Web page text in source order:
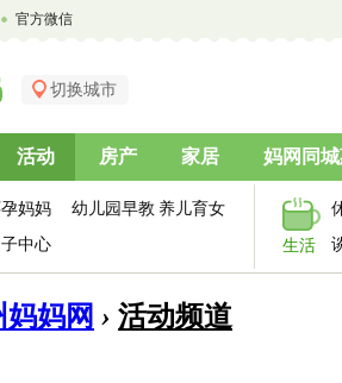
官方微信
切换城市
活动 房产 家居 妈网同
妈妈 幼儿园早教 养儿育女
子中心 生活
妈妈网 › 活动频道